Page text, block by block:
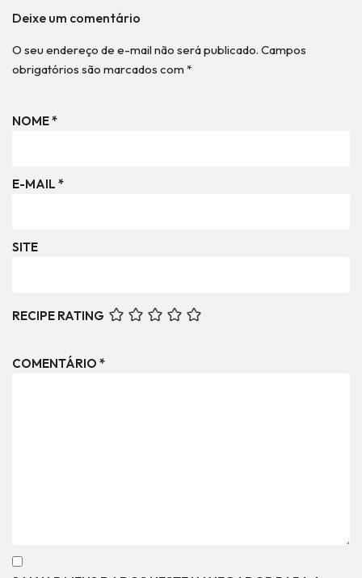
Deixe um comentário
O seu endereço de e-mail não será publicado. Campos
obrigatórios são marcados com *
NOME*
E-MAIL *
SITE
RECIPE RATING
COMENTÁRIO *